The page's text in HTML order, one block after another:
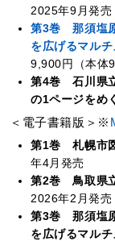
2025年9月発
第3巻 那須塩
を広げるマル
9,900円（本体
第4巻 石川県
の1ページをめ
＜電子書籍版＞※
第1巻 札幌市
年4月発売
第2巻 鳥取県
2026年2月発売
第3巻 那須塩
を広げるマル